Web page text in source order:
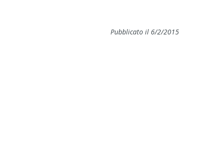
Pubblicato il 6/2/2015